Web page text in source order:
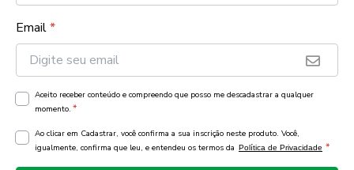
Email*
Aceito receber conteúdo e compreendo que posso me descadastrar a qualquer
momento. *
Ao clicar em Cadastrar, você confirma a sua inscrição neste produto. Você,
igualmente, confirma que leu, e entendeu os termos da Política de Privacidade *